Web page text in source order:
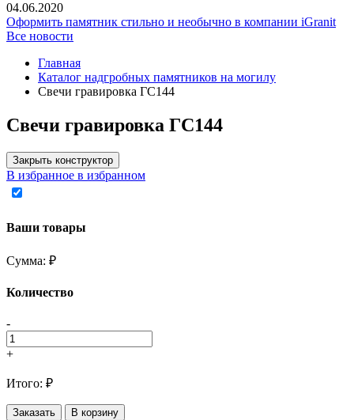
04.06.2020
Оформить памятник стильно и необычно в компании iGranit
Все новости
Главная
Каталог надгробных памятников на могилу
Свечи гравировка ГС144
Свечи гравировка ГС144
Закрыть конструктор
В избранное в избранном
Ваши товары
Сумма: ₽
Количество
-
+
Итого: ₽
Заказать В корзину